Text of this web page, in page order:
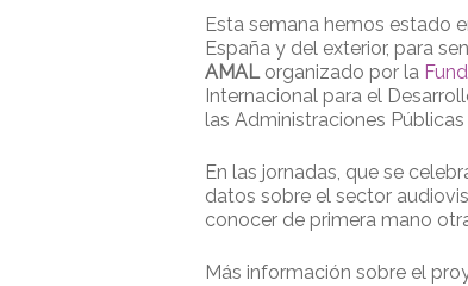
Esta semana hemos estado
España y del exterior, para
AMALorganizado por la
Internacional para el
las Administraciones Públicas
En las jornadas, que se
datos sobre el sector
conocer de primera mano
Más información sobre el